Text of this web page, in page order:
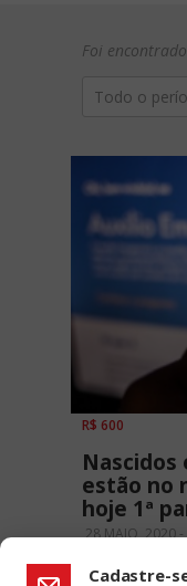
Foi
Todo o
R$ 600
Nascidos
estão no
hoje 1ª
28 MAIO, 2020
Cadastre-